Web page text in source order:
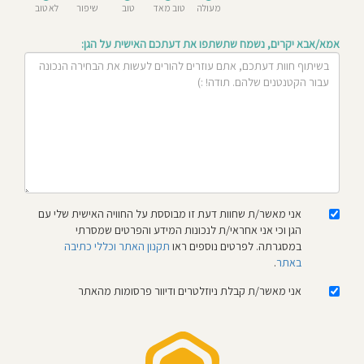
מעולה טוב מאד טוב
שיפור
לא טוב
אמא/אבא יקרים, נשמח שתשתפו את דעתכם האישית על הגן:
אני מאשר/ת שחוות דעת זו מבוססת על החוויה האישית שלי עם
הגן וכי אני אחראי/ת לנכונות המידע והפרטים שמסרתי
במסגרתה. לפרטים נוספים ראו תקנון האתר וכללי כתיבה
באתר.
אני מאשר/ת קבלת ניוזלטרים ודיוור פרסומות מהאתר